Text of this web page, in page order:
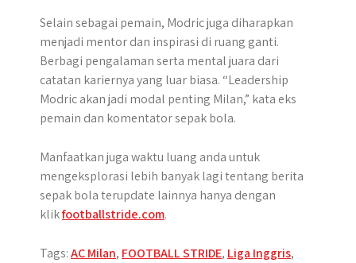
Selain sebagai pemain, Modric juga diharapkan
menjadi mentor dan inspirasi di ruang ganti.
Berbagi pengalaman serta mental juara dari
catatan kariernya yang luar biasa. “Leadership
Modric akan jadi modal penting Milan,” kata eks
pemain dan komentator sepak bola.
Manfaatkan juga waktu luang anda untuk
mengeksplorasi lebih banyak lagi tentang berita
sepak bola terupdate lainnya hanya dengan
klikfootballstride.com.
Tags:AC Milan, FOOTBALL STRIDE, Liga Inggris,